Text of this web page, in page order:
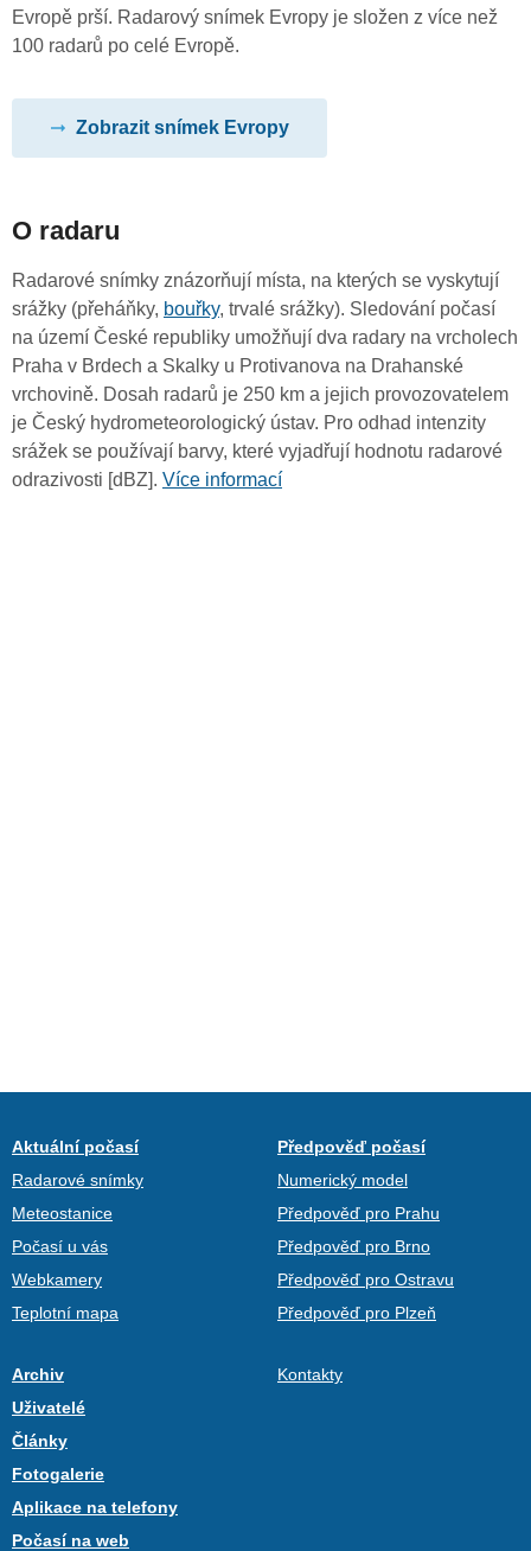
Evropě prší. Radarový snímek Evropy je složen z více než
100 radarů po celé Evropě.
Zobrazit snímek Evropy
O radaru
Radarové snímky znázorňují místa, na kterých se vyskytují
srážky (přeháňky, bouřky, trvalé srážky). Sledování počasí
na území České republiky umožňují dva radary na vrcholech
Praha v Brdech a Skalky u Protivanova na Drahanské
vrchovině. Dosah radarů je 250 km a jejich provozovatelem
je Český hydrometeorologický ústav. Pro odhad intenzity
srážek se používají barvy, které vyjadřují hodnotu radarové
odrazivosti [dBZ]. Více informací
Aktuální počasí
Radarové snímky
Meteostanice
Počasí u vás
Webkamery
Teplotní mapa
Předpověď počasí
Numerický model
Předpověď pro Prahu
Předpověď pro Brno
Předpověď pro Ostravu
Předpověď pro Plzeň
Archiv
Uživatelé
Články
Fotogalerie
Aplikace na telefony
Počasí na web
Kontakty